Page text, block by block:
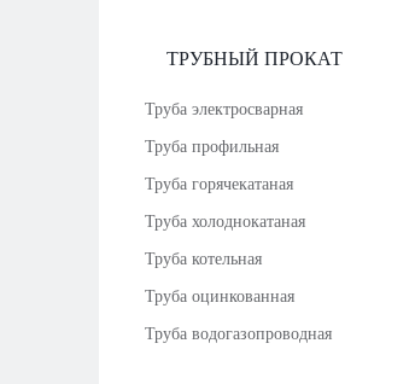
ТРУБНЫЙ ПРОКАТ
Труба электросварная
Труба профильная
Труба горячекатаная
Труба холоднокатаная
Труба котельная
Труба оцинкованная
Труба водогазопроводная